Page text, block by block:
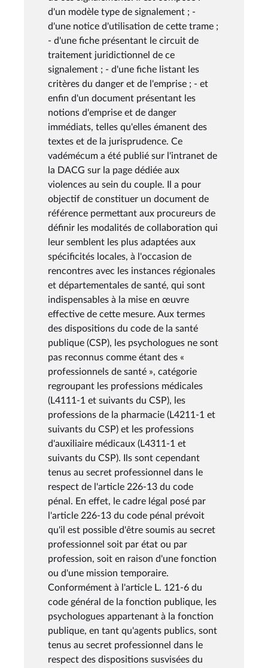
d'un modèle type de signalement ; -
d'une notice d'utilisation de cette trame ;
- d'une fiche présentant le circuit de
traitement juridictionnel de ce
signalement ; - d'une fiche listant les
critères du danger et de l'emprise ; - et
enfin d'un document présentant les
notions d'emprise et de danger
immédiats, telles qu'elles émanent des
textes et de la jurisprudence. Ce
vadémécum a été publié sur l'intranet de
la DACG sur la page dédiée aux
violences au sein du couple. Il a pour
objectif de constituer un document de
référence permettant aux procureurs de
définir les modalités de collaboration qui
leur semblent les plus adaptées aux
spécificités locales, à l'occasion de
rencontres avec les instances régionales
et départementales de santé, qui sont
indispensables à la mise en œuvre
effective de cette mesure. Aux termes
des dispositions du code de la santé
publique (CSP), les psychologues ne sont
pas reconnus comme étant des «
professionnels de santé », catégorie
regroupant les professions médicales
(L4111-1 et suivants du CSP), les
professions de la pharmacie (L4211-1 et
suivants du CSP) et les professions
d'auxiliaire médicaux (L4311-1 et
suivants du CSP). Ils sont cependant
tenus au secret professionnel dans le
respect de l'article 226-13 du code
pénal. En effet, le cadre légal posé par
l'article 226-13 du code pénal prévoit
qu'il est possible d'être soumis au secret
professionnel soit par état ou par
profession, soit en raison d'une fonction
ou d'une mission temporaire.
Conformément à l'article L. 121-6 du
code général de la fonction publique, les
psychologues appartenant à la fonction
publique, en tant qu'agents publics, sont
tenus au secret professionnel dans le
respect des dispositions susvisées du